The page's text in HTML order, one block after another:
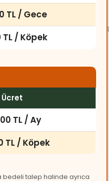
TL / Gece
TL / Köpek
Ücret
TL / Ay
TL / Köpek
bedeli talep halinde ayrıca
kontrollerinden